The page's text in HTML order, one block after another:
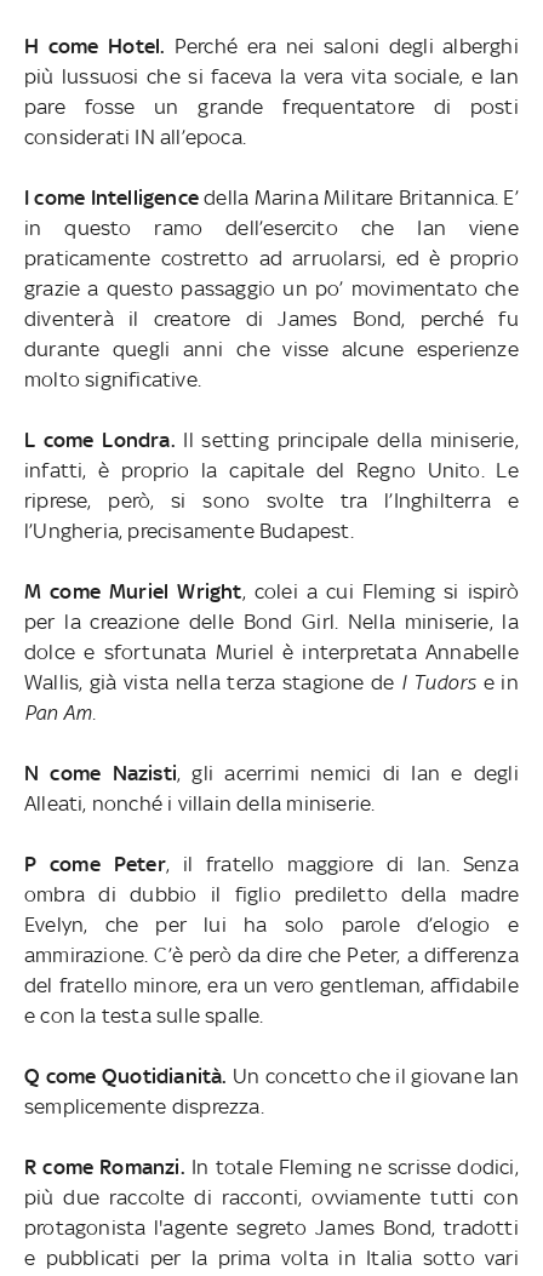
H come Hotel. Perché era nei saloni degli alberghi
più lussuosi che si faceva la vera vita sociale, e Ian
pare fosse un grande frequentatore di posti
considerati IN all’epoca.
I come Intelligencedella Marina Militare Britannica. E’
in questo ramo dell’esercito che Ian viene
praticamente costretto ad arruolarsi, ed è proprio
grazie a questo passaggio un po’ movimentato che
diventerà il creatore di James Bond, perché fu
durante quegli anni che visse alcune esperienze
molto significative.
L come Londra. Il setting principale della miniserie,
infatti, è proprio la capitale del Regno Unito. Le
riprese, però, si sono svolte tra l’Inghilterra e
l’Ungheria, precisamente Budapest.
M come Muriel Wright, colei a cui Fleming si ispirò
per la creazione delle Bond Girl. Nella miniserie, la
dolce e sfortunata Muriel è interpretata Annabelle
Wallis, già vista nella terza stagione de I Tudors e in
Pan Am.
N come Nazisti, gli acerrimi nemici di Ian e degli
Alleati, nonché i villain della miniserie.
P come Peter, il fratello maggiore di Ian. Senza
ombra di dubbio il figlio prediletto della madre
Evelyn, che per lui ha solo parole d’elogio e
ammirazione. C’è però da dire che Peter, a differenza
del fratello minore, era un vero gentleman, affidabile
e con la testa sulle spalle.
Q come Quotidianità. Un concetto che il giovane Ian
semplicemente disprezza.
R come Romanzi. In totale Fleming ne scrisse dodici,
più due raccolte di racconti, ovviamente tutti con
protagonista l'agente segreto James Bond, tradotti
e pubblicati per la prima volta in Italia sotto vari